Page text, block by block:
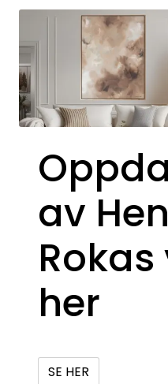
av
her
SE HER